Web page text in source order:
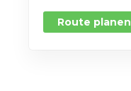
Route planen